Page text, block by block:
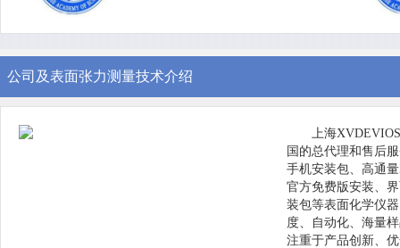
公司及表面张力测量技术介绍
上海
国的总代理和售后服
手机安装包、高
官方免费版安装、
装包等表面化学仪器
度、自动化、海
注重于产品创新、